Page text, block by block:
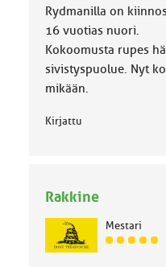
Rydmanilla on
16 vuotias nuori.
Kokoomusta rupes
sivistyspuolue. Nyt
mikään.
Kirjattu
Rakkine
Mestari
J